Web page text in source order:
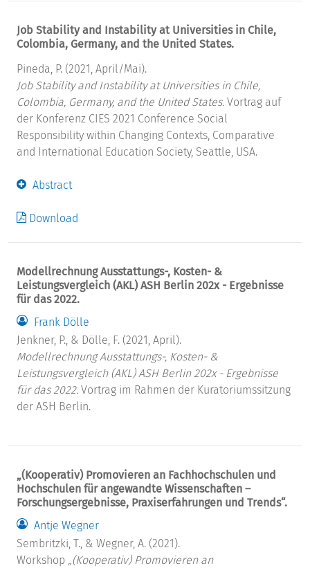
Job Stability and Instability at Universities in Chile,
Colombia, Germany, and the United States.
Pineda, P. (2021, April/Mai).
Job Stability and Instability at Universities in Chile,
Colombia, Germany, and the United States. Vortrag auf
der Konferenz CIES 2021 Conference Social
Responsibility within Changing Contexts, Comparative
and International Education Society, Seattle, USA.
Abstract
Download
Modellrechnung Ausstattungs-, Kosten- &
Leistungsvergleich (AKL) ASH Berlin 202x - Ergebnisse
für das 2022.
Frank Dölle
Jenkner, P., & Dölle, F. (2021, April).
Modellrechnung Ausstattungs-, Kosten- &
Leistungsvergleich (AKL) ASH Berlin 202x - Ergebnisse
für das 2022. Vortrag im Rahmen der Kuratoriumssitzung
der ASH Berlin.
„(Kooperativ) Promovieren an Fachhochschulen und
Hochschulen für angewandte Wissenschaften –
Forschungsergebnisse, Praxiserfahrungen und Trends“.
Antje Wegner
Sembritzki, T., & Wegner, A. (2021).
Workshop „(Kooperativ) Promovieren an